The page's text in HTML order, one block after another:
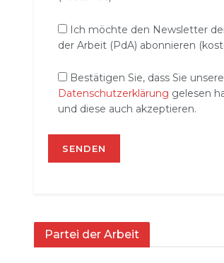
Ich möchte den Newsletter
der Arbeit (PdA) abonnieren
Bestätigen Sie, dass Sie unsere
Datenschutzerklärung gelesen
und diese auch akzeptieren.
Partei der Arbeit